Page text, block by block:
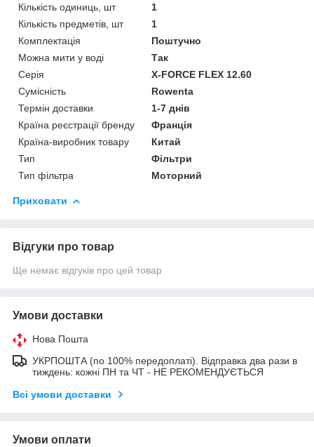
Кількість одиниць, шт
1
Кількість предметів, шт
1
Комплектація
Поштучно
Можна мити у воді
Так
Серія
X-FORCE FLEX 12.60
Сумісність
Rowenta
Термін доставки
1-7 днів
Країна реєстрації бренду
Франція
Країна-виробник товару
Китай
Тип
Фільтри
Тип фільтра
Моторний
Приховати
Відгуки про товар
Ще немає відгуків про цей товар
Умови доставки
Нова Пошта
УКРПОШТА (по 100% передоплаті). Відправка два рази в
тиждень: кожні ПН та ЧТ - НЕ РЕКОМЕНДУЄТЬСЯ
Всі умови доставки
Умови оплати